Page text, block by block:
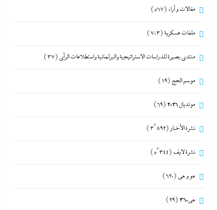
مقالات و أراء (567)
ملفات عسكرية(703)
منتدى بصيرة للدراسات الاستراتيجية والبرلمانية واستطلاعات الرأى (37)
موسم الحج (19)
مونديال 2026 (69)
نشرة الأخبار (3٬892)
نشرة لايف (5٬344)
هو و هي (620)
هى360 (29)